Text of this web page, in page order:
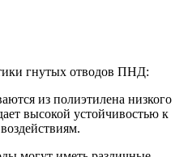
гнутых отводов ПНД:
из полиэтилена низкого
высокой устойчивостью к